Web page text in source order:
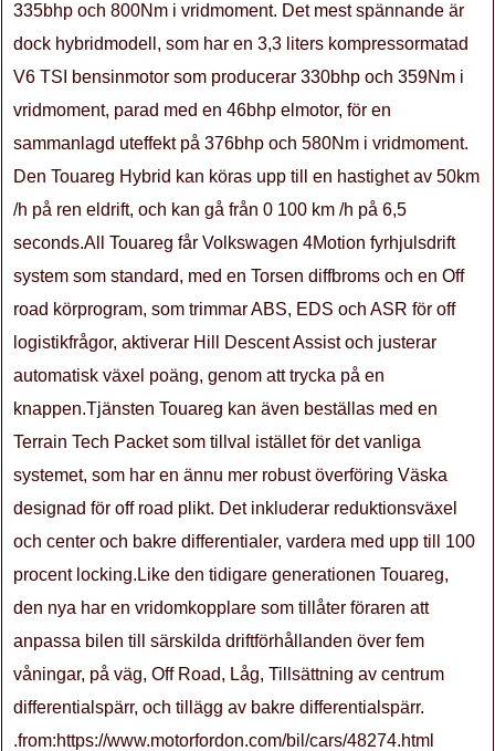
335bhp och 800Nm i vridmoment. Det mest spännande är
dock hybridmodell, som har en 3,3 liters kompressormatad
V6 TSI bensinmotor som producerar 330bhp och 359Nm i
vridmoment, parad med en 46bhp elmotor, för en
sammanlagd uteffekt på 376bhp och 580Nm i vridmoment.
Den Touareg Hybrid kan köras upp till en hastighet av 50km
/h på ren eldrift, och kan gå från 0 100 km /h på 6,5
seconds.All Touareg får Volkswagen 4Motion fyrhjulsdrift
system som standard, med en Torsen diffbroms och en Off
road körprogram, som trimmar ABS, EDS och ASR för off
logistikfrågor, aktiverar Hill Descent Assist och justerar
automatisk växel poäng, genom att trycka på en
knappen.Tjänsten Touareg kan även beställas med en
Terrain Tech Packet som tillval istället för det vanliga
systemet, som har en ännu mer robust överföring Väska
designad för off road plikt. Det inkluderar reduktionsväxel
och center och bakre differentialer, vardera med upp till 100
procent locking.Like den tidigare generationen Touareg,
den nya har en vridomkopplare som tillåter föraren att
anpassa bilen till särskilda driftförhållanden över fem
våningar, på väg, Off Road, Låg, Tillsättning av centrum
differentialspärr, och tillägg av bakre differentialspärr.
.from:https://www.motorfordon.com/bil/cars/48274.html